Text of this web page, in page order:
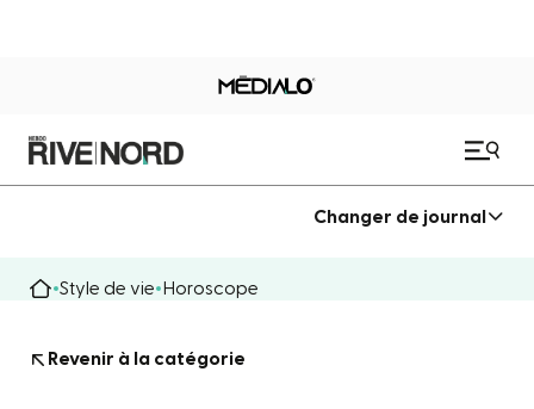
Changer de journal
Style de vie Horoscope
Revenir à la catégorie